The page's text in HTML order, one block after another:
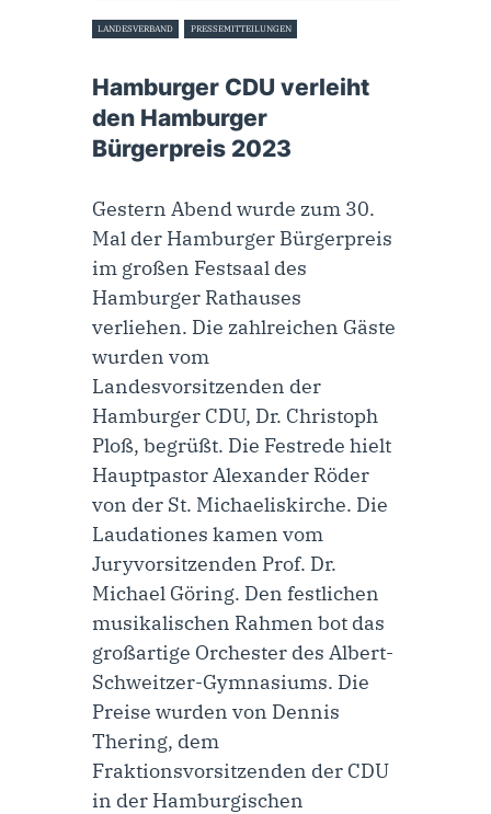
LANDESVERBAND PRESSEMITTEILUNGEN
Hamburger CDU verleiht
den Hamburger
Bürgerpreis 2023
Gestern Abend wurde zum 30.
Mal der Hamburger Bürgerpreis
im großen Festsaal des
Hamburger Rathauses
verliehen. Die zahlreichen Gäste
wurden vom
Landesvorsitzenden der
Hamburger CDU, Dr. Christoph
Ploß, begrüßt. Die Festrede hielt
Hauptpastor Alexander Röder
von der St. Michaeliskirche. Die
Laudationes kamen vom
Juryvorsitzenden Prof. Dr.
Michael Göring. Den festlichen
musikalischen Rahmen bot das
großartige Orchester des Albert-
Schweitzer-Gymnasiums. Die
Preise wurden von Dennis
Thering, dem
Fraktionsvorsitzenden der CDU
in der Hamburgischen